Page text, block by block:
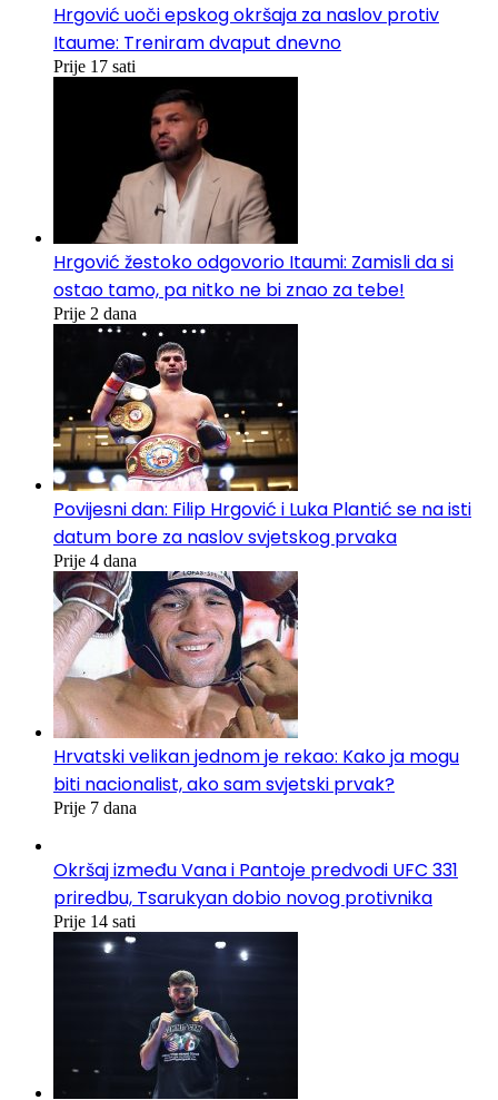
Hrgović uoči epskog okršaja za naslov protiv
Itaume: Treniram dvaput dnevno
Prije 17 sati
Hrgović žestoko odgovorio Itaumi: Zamisli da si
ostao tamo, pa nitko ne bi znao za tebe!
Prije 2 dana
Povijesni dan: Filip Hrgović i Luka Plantić se na isti
datum bore za naslov svjetskog prvaka
Prije 4 dana
Hrvatski velikan jednom je rekao: Kako ja mogu
biti nacionalist, ako sam svjetski prvak?
Prije 7 dana
Okršaj između Vana i Pantoje predvodi UFC 331
priredbu, Tsarukyan dobio novog protivnika
Prije 14 sati